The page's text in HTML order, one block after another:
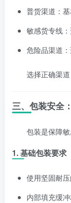
普货渠道：
敏感货专线
危险品渠道
选择正确渠
三、包装安全
包装是保障
1.基础包装要求
使用坚固耐
内部填充缓